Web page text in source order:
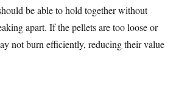
be able to hold together without
apart. If the pellets are too loose or
not burn efficiently, reducing their value